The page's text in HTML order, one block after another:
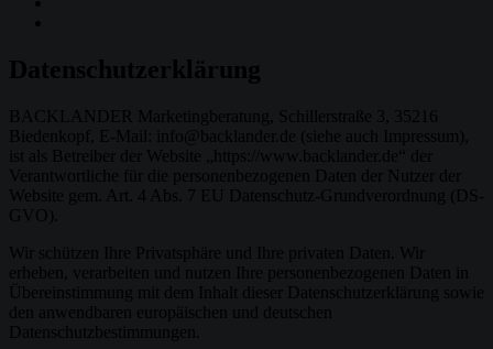
Datenschutzerklärung
BACKLANDER Marketingberatung, Schillerstraße 3, 35216
Biedenkopf, E-Mail: info@backlander.de (siehe auch Impressum),
ist als Betreiber der Website „https://www.backlander.de“ der
Verantwortliche für die personenbezogenen Daten der Nutzer der
Website gem. Art. 4 Abs. 7 EU Datenschutz-Grundverordnung (DS-
GVO).
Wir schützen Ihre Privatsphäre und Ihre privaten Daten. Wir
erheben, verarbeiten und nutzen Ihre personenbezogenen Daten in
Übereinstimmung mit dem Inhalt dieser Datenschutzerklärung sowie
den anwendbaren europäischen und deutschen
Datenschutzbestimmungen.